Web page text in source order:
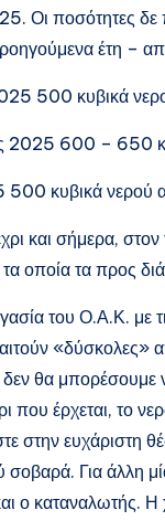
Οι ποσότητες δε
έτη –
500 κυβικά
2025 600 – 650
500 κυβικά νερού
και σήμερα,
οποία τα προς
του Ο.Α.Κ. με
«δύσκολες»
θα μπορέσουμε
που έρχεται, το
στην ευχάριστη
σοβαρά. Για άλλη
ο καταναλωτής.